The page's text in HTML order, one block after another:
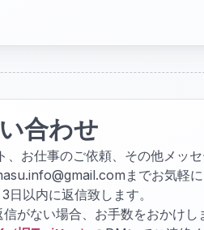
合わせ
、お仕事のご依頼、その他メッ
までお気軽
日以内に返信致します。
がない場合、お手数をおかけし